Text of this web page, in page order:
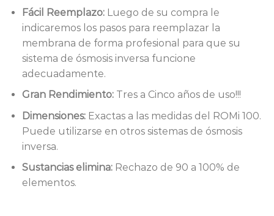
Fácil Reemplazo:Luego de su compra le
indicaremos los pasos para reemplazar la
membrana de forma profesional para que su
sistema de ósmosis inversa funcione
adecuadamente.
Gran Rendimiento:Tres a Cinco años de uso!!!
Dimensiones:Exactas a las medidas del ROMi 100.
Puede utilizarse en otros sistemas de ósmosis
inversa.
Sustancias elimina:Rechazo de 90 a 100% de
elementos.